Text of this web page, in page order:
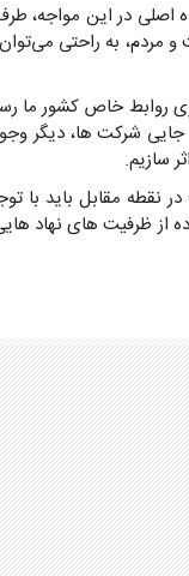
اصلی در این مواجه،
به راحتی
که فعالیت بانک‌ها است عنوان کرد: تحریم هایی که وضع شد
شرکت ها، دیگر
سازیم.
مقابل باید با
ظرفیت های نهاد